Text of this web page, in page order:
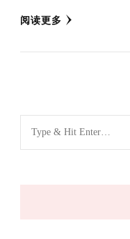
阅读更多
找
什